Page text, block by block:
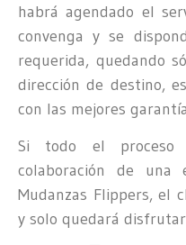
habrá agendado el
convenga y se
requerida, quedando
dirección de destino,
con las mejores
Si todo el
colaboración de una
Mudanzas Flippers, el
y solo quedará